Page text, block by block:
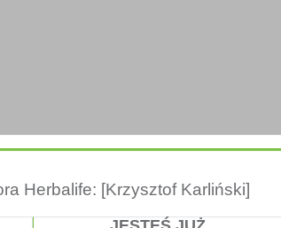
Herbalife: [Krzysztof Karliński]